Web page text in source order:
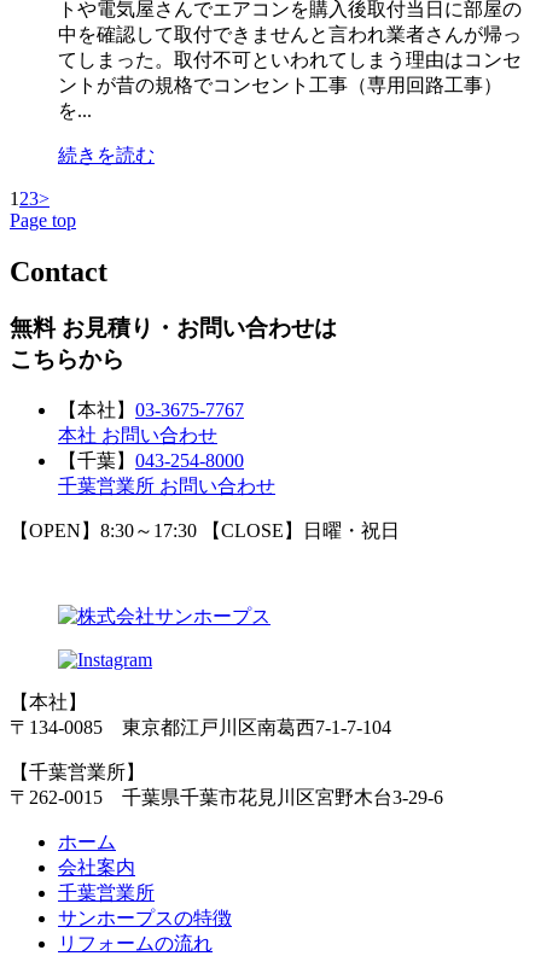
トや電気屋さんでエアコンを購入後取付当日に部屋の
中を確認して取付できませんと言われ業者さんが帰っ
てしまった。取付不可といわれてしまう理由はコンセ
ントが昔の規格でコンセント工事（専用回路工事）
を...
続きを読む
1 23>
Page top
Contact
無料 お見積り・お問い合わせは
こちらから
【本社】 03-3675-7767
本社 お問い合わせ
【千葉】 043-254-8000
千葉営業所 お問い合わせ
【OPEN】8:30～17:30 【CLOSE】日曜・祝日
【本社】
〒134-0085 東京都江戸川区南葛西7-1-7-104
【千葉営業所】
〒262-0015 千葉県千葉市花見川区宮野木台3-29-6
ホーム
会社案内
千葉営業所
サンホープスの特徴
リフォームの流れ